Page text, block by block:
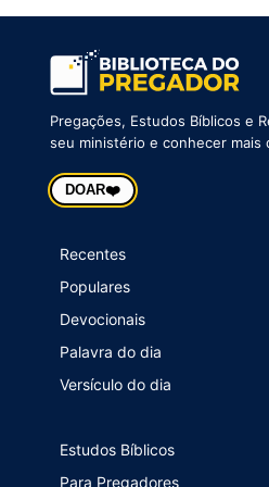
Pregações, Estudos Bíblicos e
seu ministério e conhecer mais
DOAR❤️
Recentes
Populares
Devocionais
Palavra do dia
Versículo do dia
Estudos Bíblicos
Para Pregadores